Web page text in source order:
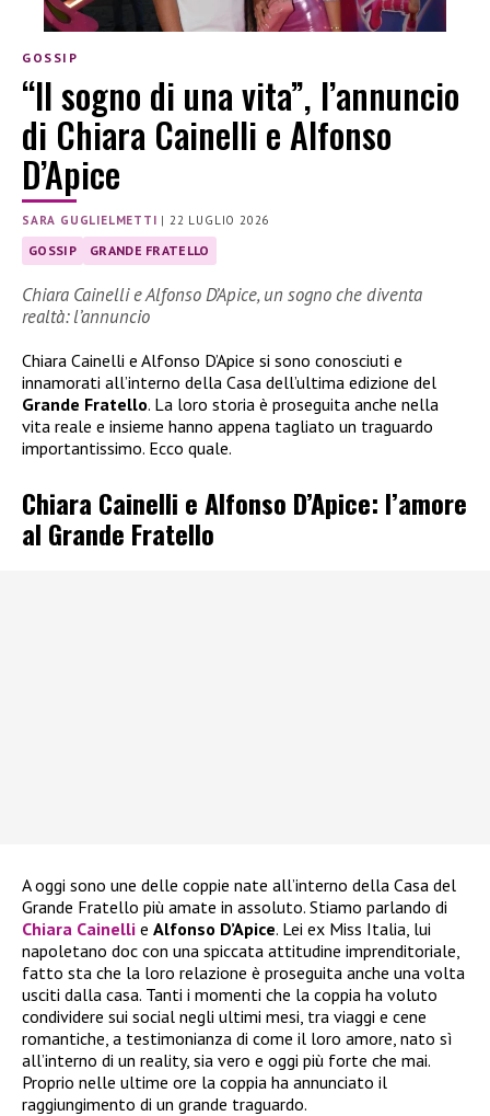
GOSSIP
“Il sogno di una vita”, l’annuncio
di Chiara Cainelli e Alfonso
D’Apice
SARA GUGLIELMETTI |22 LUGLIO 2026
GOSSIP GRANDE FRATELLO
Chiara Cainelli e Alfonso D’Apice, un sogno che diventa
realtà: l’annuncio
Chiara Cainelli e Alfonso D’Apice si sono conosciuti e
innamorati all’interno della Casa dell’ultima edizione del
Grande Fratello. La loro storia è proseguita anche nella
vita reale e insieme hanno appena tagliato un traguardo
importantissimo. Ecco quale.
Chiara Cainelli e Alfonso D’Apice: l’amore
al Grande Fratello
A oggi sono une delle coppie nate all’interno della Casa del
Grande Fratello più amate in assoluto. Stiamo parlando di
Chiara Cainelli e Alfonso D’Apice. Lei ex Miss Italia, lui
napoletano doc con una spiccata attitudine imprenditoriale,
fatto sta che la loro relazione è proseguita anche una volta
usciti dalla casa. Tanti i momenti che la coppia ha voluto
condividere sui social negli ultimi mesi, tra viaggi e cene
romantiche, a testimonianza di come il loro amore, nato sì
all’interno di un reality, sia vero e oggi più forte che mai.
Proprio nelle ultime ore la coppia ha annunciato il
raggiungimento di un grande traguardo.